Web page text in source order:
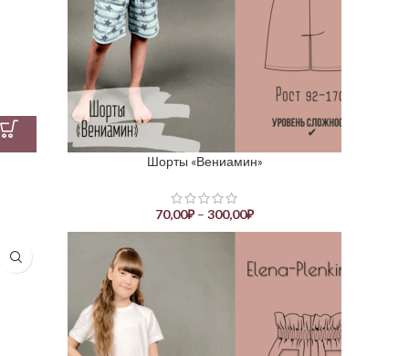
Шорты «Вениамин»
70,00₽ – 300,00₽